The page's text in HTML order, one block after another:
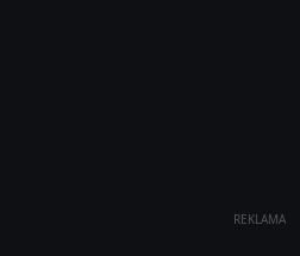
REKLAMA